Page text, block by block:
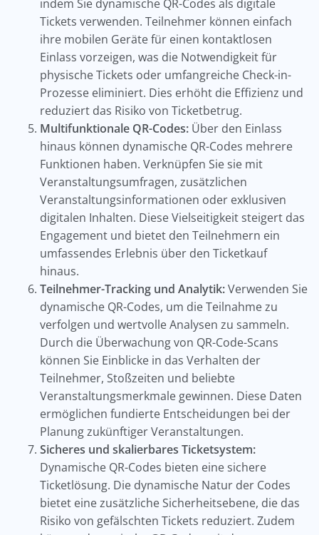
indem Sie dynamische QR-Codes als digitale
Tickets verwenden. Teilnehmer können einfach
ihre mobilen Geräte für einen kontaktlosen
Einlass vorzeigen, was die Notwendigkeit für
physische Tickets oder umfangreiche Check-in-
Prozesse eliminiert. Dies erhöht die Effizienz und
reduziert das Risiko von Ticketbetrug.
Multifunktionale QR-Codes: Über den Einlass
hinaus können dynamische QR-Codes mehrere
Funktionen haben. Verknüpfen Sie sie mit
Veranstaltungsumfragen, zusätzlichen
Veranstaltungsinformationen oder exklusiven
digitalen Inhalten. Diese Vielseitigkeit steigert das
Engagement und bietet den Teilnehmern ein
umfassendes Erlebnis über den Ticketkauf
hinaus.
Teilnehmer-Tracking und Analytik:Verwenden Sie
dynamische QR-Codes, um die Teilnahme zu
verfolgen und wertvolle Analysen zu sammeln.
Durch die Überwachung von QR-Code-Scans
können Sie Einblicke in das Verhalten der
Teilnehmer, Stoßzeiten und beliebte
Veranstaltungsmerkmale gewinnen. Diese Daten
ermöglichen fundierte Entscheidungen bei der
Planung zukünftiger Veranstaltungen.
Sicheres und skalierbares Ticketsystem:
Dynamische QR-Codes bieten eine sichere
Ticketlösung. Die dynamische Natur der Codes
bietet eine zusätzliche Sicherheitsebene, die das
Risiko von gefälschten Tickets reduziert. Zudem